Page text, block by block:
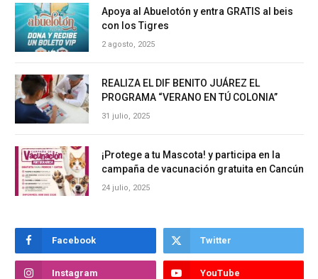
Apoya al Abuelotón y entra GRATIS al beis
con los Tigres
2 agosto, 2025
REALIZA EL DIF BENITO JUÁREZ EL
PROGRAMA “VERANO EN TÚ COLONIA”
31 julio, 2025
¡Protege a tu Mascota! y participa en la
campaña de vacunación gratuita en Cancún
24 julio, 2025
Facebook Twitter
Instagram YouTube